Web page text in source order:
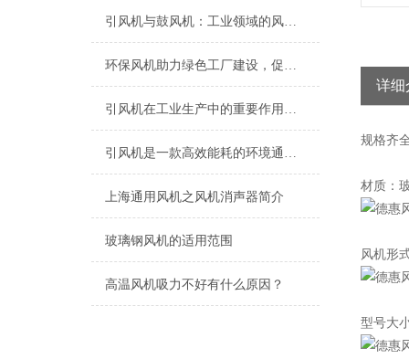
引风机与鼓风机：工业领域的风动双子星
环保风机助力绿色工厂建设，促进节能减排
引风机在工业生产中的重要作用及发展趋势
引风机是一款高效能耗的环境通风设备
上海​通用风机之风机消声器简介
玻璃钢风机的适用范围
高温风机吸力不好有什么原因？
详细
规格齐
材质：
风机形
型号大